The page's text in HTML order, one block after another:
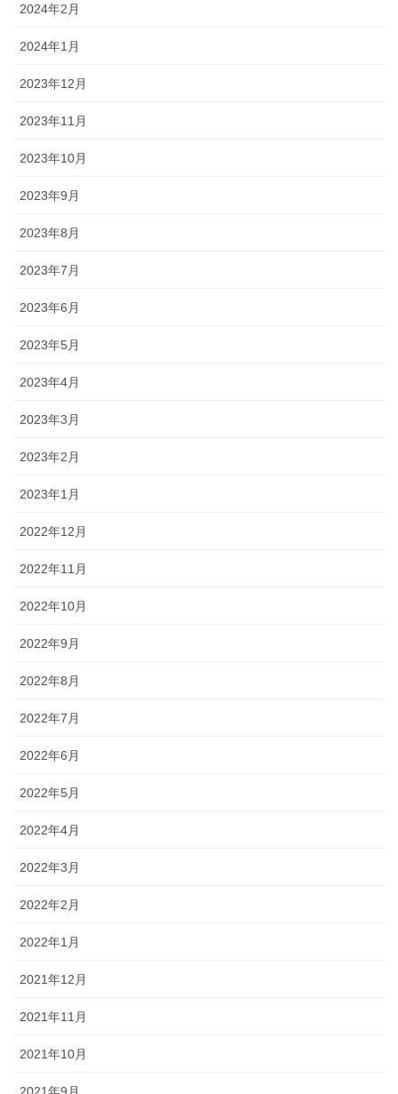
2024年2月
2024年1月
2023年12月
2023年11月
2023年10月
2023年9月
2023年8月
2023年7月
2023年6月
2023年5月
2023年4月
2023年3月
2023年2月
2023年1月
2022年12月
2022年11月
2022年10月
2022年9月
2022年8月
2022年7月
2022年6月
2022年5月
2022年4月
2022年3月
2022年2月
2022年1月
2021年12月
2021年11月
2021年10月
2021年9月